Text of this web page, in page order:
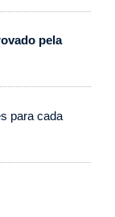
pela
para cada